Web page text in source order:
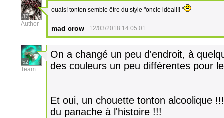
37
Author
ouais! tonton semble être du style "oncle idéal!!! "
mad crow 12/03/2018 14:05:01
52
Team
On a changé un peu d'endroit, à
des couleurs un peu différentes pour
Et oui, un chouette tonton alcoolique
du panache à l'histoire !!!